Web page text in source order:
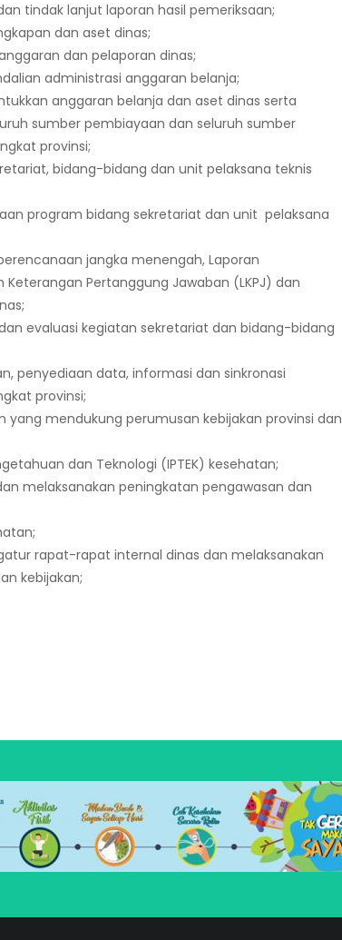
tindak lanjut laporan hasil pemeriksaan;
dan aset dinas;
dan pelaporan dinas;
administrasi anggaran belanja;
anggaran belanja dan aset dinas serta
sumber pembiayaan dan seluruh sumber
provinsi;
bidang-bidang dan unit pelaksana teknis
program bidang sekretariat dan unit pelaksana
jangka menengah, Laporan
Keterangan Pertanggung Jawaban (LKPJ) dan
evaluasi kegiatan sekretariat dan bidang-bidang
penyediaan data, informasi dan sinkronasi
provinsi;
mendukung perumusan kebijakan provinsi dan
dan Teknologi (IPTEK) kesehatan;
melaksanakan peningkatan pengawasan dan
rapat-rapat internal dinas dan melaksanakan
kebijakan;